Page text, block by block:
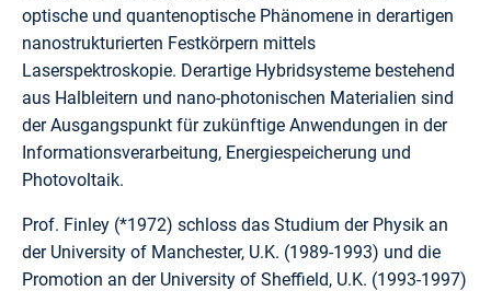
optische und quantenoptische Phänomene in derartigen
nanostrukturierten Festkörpern mittels
Laserspektroskopie. Derartige Hybridsysteme bestehend
aus Halbleitern und nano-photonischen Materialien sind
der Ausgangspunkt für zukünftige Anwendungen in der
Informationsverarbeitung, Energiespeicherung und
Photovoltaik.
Prof. Finley (*1972) schloss das Studium der Physik an
der University of Manchester, U.K. (1989-1993) und die
Promotion an der University of Sheffield, U.K. (1993-1997)